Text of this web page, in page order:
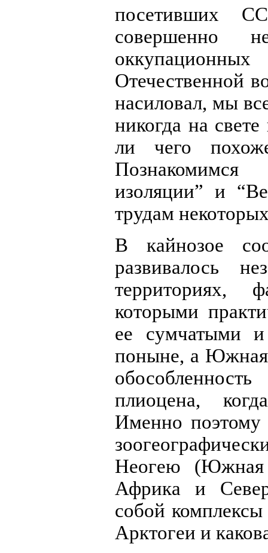
посетивших
совершенно
Отечественной
насиловал, мы
никогда на
ли чего
изоляции” и
трудам
В кайнозое
развивалось
территориях,
которыми
ее сумчатыми
поныне, а Южная
плиоцена,
Именно поэтому
Неогею (Южная
Африка и
собой
Арктогеи и